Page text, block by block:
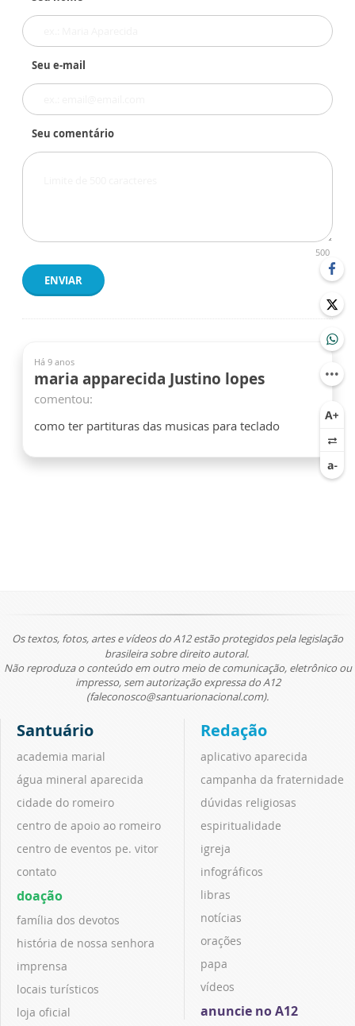
Seu e-mail
Seu comentário
500
ENVIAR
Há 9 anos
maria apparecida Justino lopes
comentou:
como ter partituras das musicas para teclado
Os textos, fotos, artes e vídeos do A12 estão protegidos pela legislação
brasileira sobre direito autoral.
Não reproduza o conteúdo em outro meio de comunicação, eletrônico ou
impresso, sem autorização expressa do A12
(faleconosco@santuarionacional.com).
Santuário
academia marial
água mineral aparecida
cidade do romeiro
centro de apoio ao romeiro
centro de eventos pe. vitor
contato
doação
família dos devotos
história de nossa senhora
imprensa
locais turísticos
loja oficial
Redação
aplicativo aparecida
campanha da fraternidade
dúvidas religiosas
espiritualidade
igreja
infográficos
libras
notícias
orações
papa
vídeos
anuncie no A12